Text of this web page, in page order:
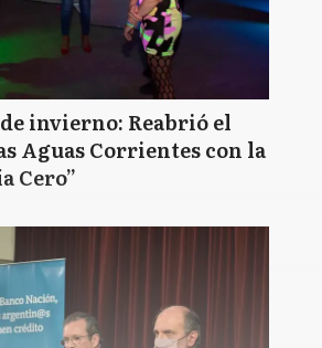
invierno: Reabrió el
Aguas Corrientes con la
Cero”